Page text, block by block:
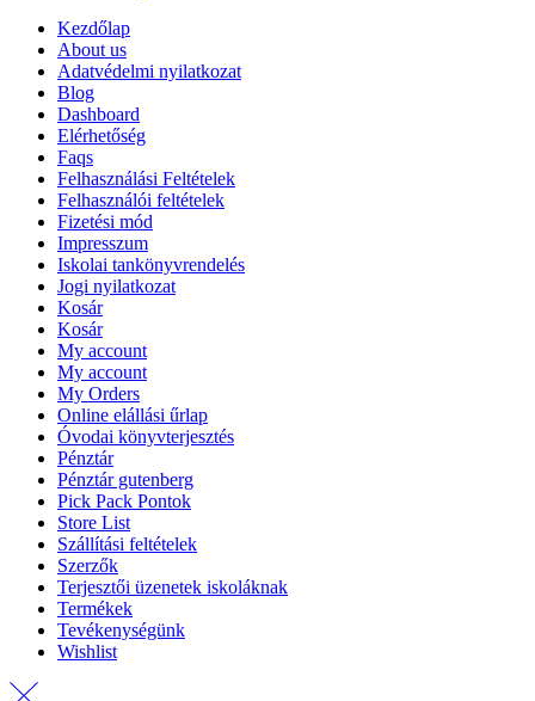
Kezdőlap
About us
Adatvédelmi nyilatkozat
Blog
Dashboard
Elérhetőség
Faqs
Felhasználási Feltételek
Felhasználói feltételek
Fizetési mód
Impresszum
Iskolai tankönyvrendelés
Jogi nyilatkozat
Kosár
Kosár
My account
My account
My Orders
Online elállási űrlap
Óvodai könyvterjesztés
Pénztár
Pénztár gutenberg
Pick Pack Pontok
Store List
Szállítási feltételek
Szerzők
Terjesztői üzenetek iskoláknak
Termékek
Tevékenységünk
Wishlist